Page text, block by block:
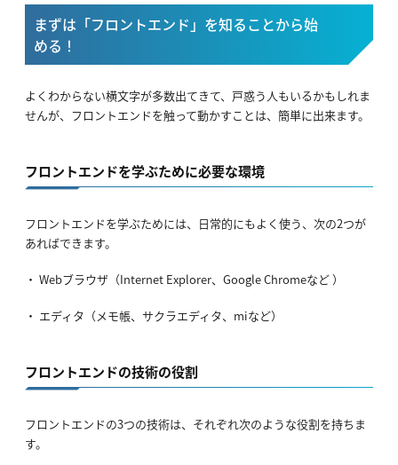
まずは「フロントエンド」を知ることから始
める！
よくわからない横文字が多数出てきて、戸惑う人もいるかもしれま
せんが、フロントエンドを触って動かすことは、簡単に出来ます。
フロントエンドを学ぶために必要な環境
フロントエンドを学ぶためには、日常的にもよく使う、次の2つが
あればできます。
・ Webブラウザ（Internet Explorer、Google Chromeなど ）
・ エディタ（メモ帳、サクラエディタ、miなど）
フロントエンドの技術の役割
フロントエンドの3つの技術は、それぞれ次のような役割を持ちま
す。